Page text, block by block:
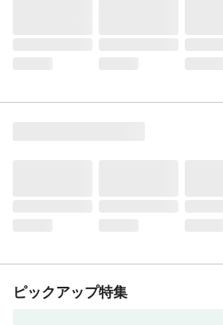
ピックアップ特集